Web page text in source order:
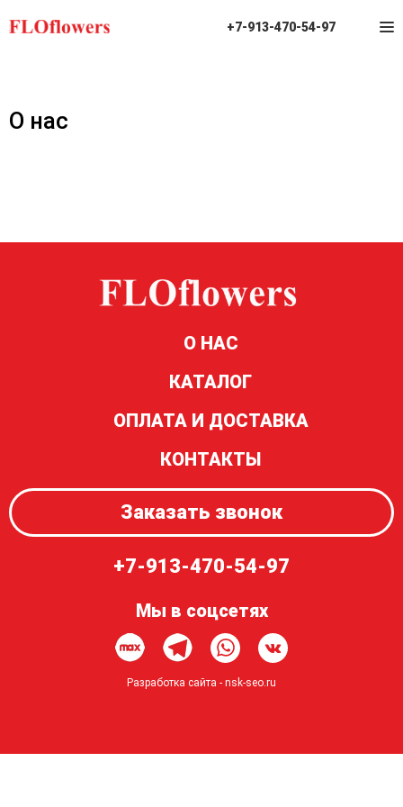
+7-913-470-54-97
О нас
О НАС
КАТАЛОГ
ОПЛАТА И ДОСТАВКА
КОНТАКТЫ
Заказать звонок
+7-913-470-54-97
Мы в соцсетях
Разработка сайта - nsk-seo.ru